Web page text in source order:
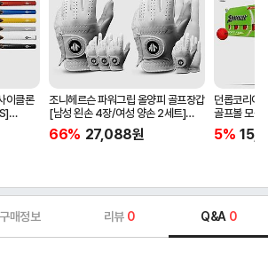
이클론
조니헤르슨 파워그립 올양피 골프장갑
[남성 왼손 4장/여성 양손 2세트]
[화이트][케이스포함]
66% 27,088원
던롭코리아
골프볼 모
[2피스/12
5%
구매정보 리뷰 0 Q&A 0